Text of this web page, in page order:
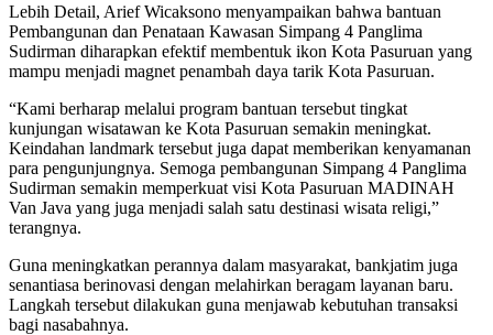
Lebih Detail, Arief Wicaksono menyampaikan bahwa bantuan
Pembangunan dan Penataan Kawasan Simpang 4 Panglima
Sudirman diharapkan efektif membentuk ikon Kota Pasuruan yang
mampu menjadi magnet penambah daya tarik Kota Pasuruan.
“Kami berharap melalui program bantuan tersebut tingkat
kunjungan wisatawan ke Kota Pasuruan semakin meningkat.
Keindahan landmark tersebut juga dapat memberikan kenyamanan
para pengunjungnya. Semoga pembangunan Simpang 4 Panglima
Sudirman semakin memperkuat visi Kota Pasuruan MADINAH
Van Java yang juga menjadi salah satu destinasi wisata religi,”
terangnya.
Guna meningkatkan perannya dalam masyarakat, bankjatim juga
senantiasa berinovasi dengan melahirkan beragam layanan baru.
Langkah tersebut dilakukan guna menjawab kebutuhan transaksi
bagi nasabahnya.